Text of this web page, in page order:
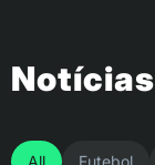
Notícias
All Futebol